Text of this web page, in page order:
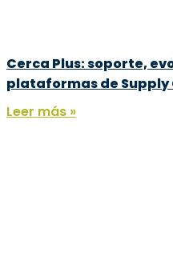
Cerca Plus: soporte,
plataformas de Supply
Leer más »